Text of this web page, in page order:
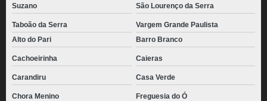
Suzano São Lourenço da Serra
Taboão da Serra
Vargem Grande Paulista
Alto do Pari
Barro Branco
Cachoeirinha Caieras
Carandiru Casa Verde
Chora Menino Freguesia do Ó